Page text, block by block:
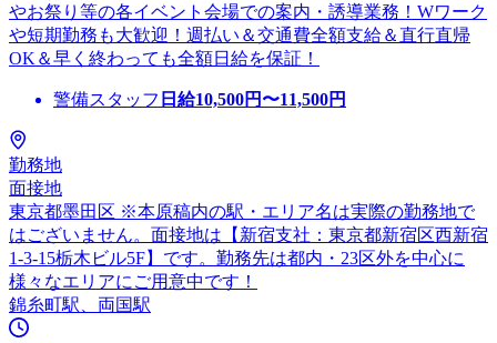
やお祭り等の各イベント会場での案内・誘導業務！Wワーク
や短期勤務も大歓迎！週払い＆交通費全額支給＆直行直帰
OK＆早く終わっても全額日給を保証！
警備スタッフ 日給10,500円〜11,500円
勤務地
面接地
東京都墨田区 ※本原稿内の駅・エリア名は実際の勤務地で
はございません。面接地は【新宿支社：東京都新宿区西新宿
1-3-15栃木ビル5F】です。勤務先は都内・23区外を中心に
様々なエリアにご用意中です！
錦糸町駅、両国駅